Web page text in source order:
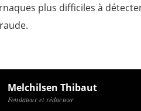
plus difficiles à
Melchilsen Thibaut
Fondateur et rédacteur